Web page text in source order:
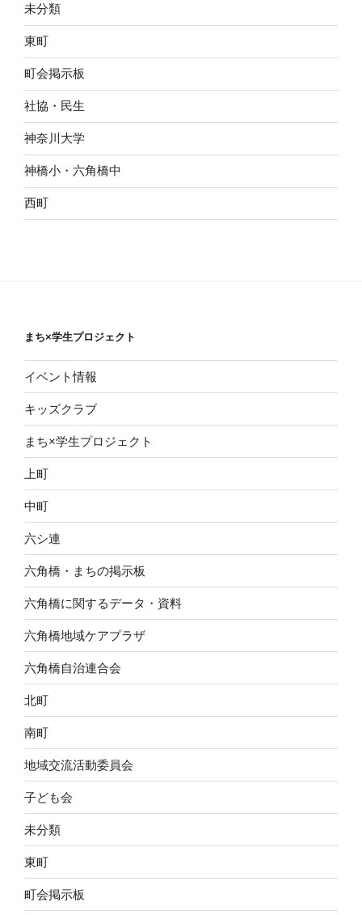
未分類
東町
町会掲示板
社協・民生
神奈川大学
神橋小・六角橋中
西町
まち×学生プロジェクト
イベント情報
キッズクラブ
まち×学生プロジェクト
上町
中町
六シ連
六角橋・まちの掲示板
六角橋に関するデータ・資料
六角橋地域ケアプラザ
六角橋自治連合会
北町
南町
地域交流活動委員会
子ども会
未分類
東町
町会掲示板